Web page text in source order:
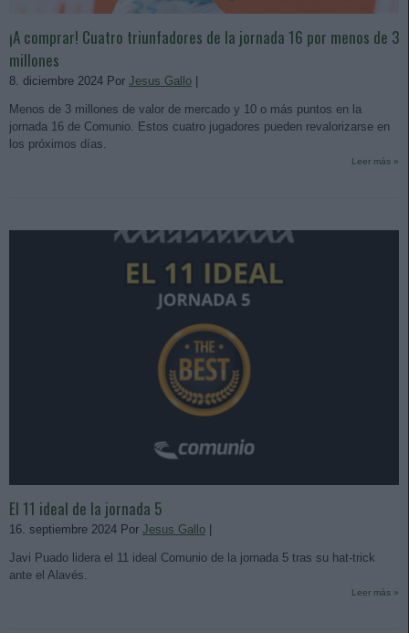
¡A comprar! Cuatro triunfadores de la jornada 16 por menos de 3
millones
8. diciembre 2024 Por Jesus Gallo
Menos de 3 millones de valor de mercado y 10 o más puntos en la
jornada 16 de Comunio. Estos cuatro jugadores pueden revalorizarse en
los próximos días.
Leer más »
El 11 ideal de la jornada 5
16. septiembre 2024 Por Jesus Gallo
Javi Puado lidera el 11 ideal Comunio de la jornada 5 tras su hat-trick
ante el Alavés.
Leer más »